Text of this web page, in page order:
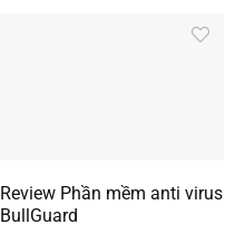
Review Phần mềm anti virus
BullGuard